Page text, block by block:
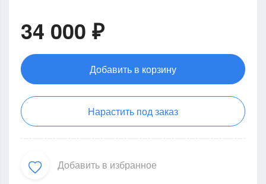
34 000 ₽
Добавить в корзину
Нарастить под заказ
Добавить в избранное